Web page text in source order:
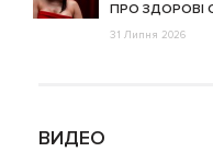
ПРО ЗДОРОВІ
31 Липня 2026
ВИДЕО